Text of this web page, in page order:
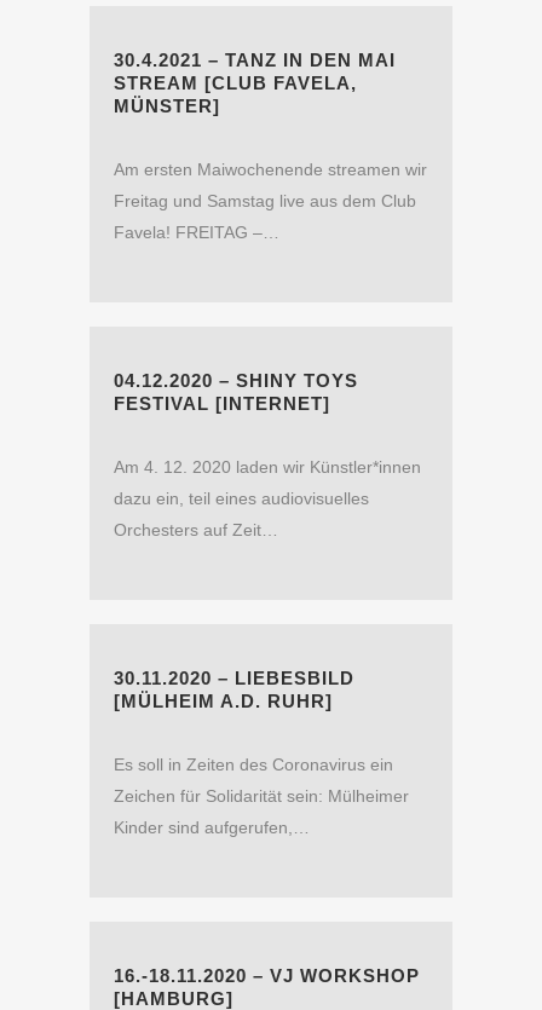
30.4.2021 – TANZ IN DEN MAI
STREAM [CLUB FAVELA,
MÜNSTER]
Am ersten Maiwochenende streamen wir
Freitag und Samstag live aus dem Club
Favela! FREITAG –…
04.12.2020 – SHINY TOYS
FESTIVAL [INTERNET]
Am 4. 12. 2020 laden wir Künstler*innen
dazu ein, teil eines audiovisuelles
Orchesters auf Zeit…
30.11.2020 – LIEBESBILD
[MÜLHEIM A.D. RUHR]
Es soll in Zeiten des Coronavirus ein
Zeichen für Solidarität sein: Mülheimer
Kinder sind aufgerufen,…
16.-18.11.2020 – VJ WORKSHOP
[HAMBURG]